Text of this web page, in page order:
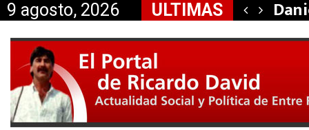
9 agosto, 2026 ULTIMAS
a Mauricio «Palito»…